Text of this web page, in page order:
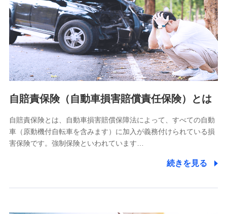
株式会社ドコモ・インシュアランス 営業部長
〒103-0013 東京都中央区日本橋人形町2-14-10 アーバン
ネット日本橋ビル 3F
株式会社ドコモ・インシュアランス
個人情報の第三者提供について
除き、第三者に提供いたしません。
業務の委託
当社は利用目的の達成に必要な範囲内において個人情報の取
自賠責保険（自動車損害賠償責任保険）とは
自賠責保険とは、自動車損害賠償保障法によって、すべての自動
車（原動機付自転車を含みます）に加入が義務付けられている損
害保険です。強制保険といわれています…
続きを見る